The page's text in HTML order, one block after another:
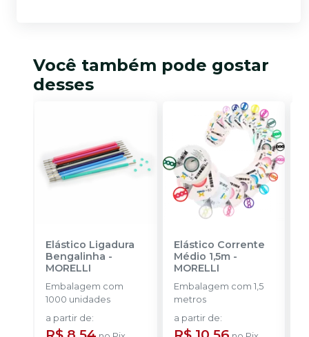
Você também pode gostar
desses
Elástico Ligadura
Bengalinha -
MORELLI
Embalagem com
1000 unidades
a partir de:
Elástico Corrente
Médio 1,5m-
MORELLI
Embalagem com 1,5
metros
a partir de: